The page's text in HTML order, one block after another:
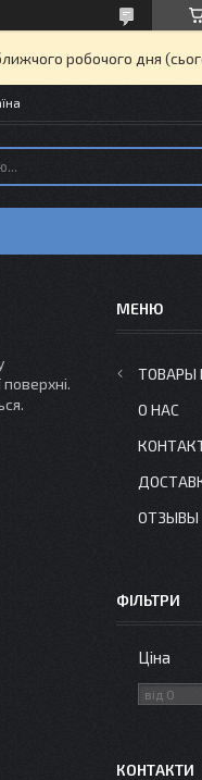
робочого дня
ТОВАРЫ
О НАС
ОТЗЫВЫ
ФІЛЬТРИ
Ціна
КОНТАКТИ